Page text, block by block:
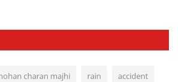
charan majhi rain accident